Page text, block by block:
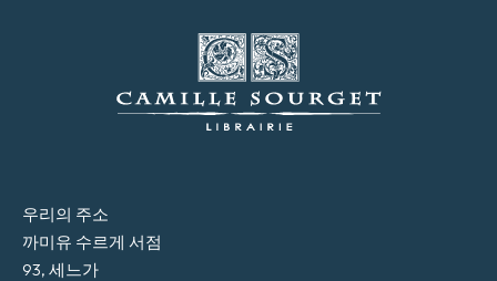
우리의 주소
까미유 수르게 서점
93, 세느가